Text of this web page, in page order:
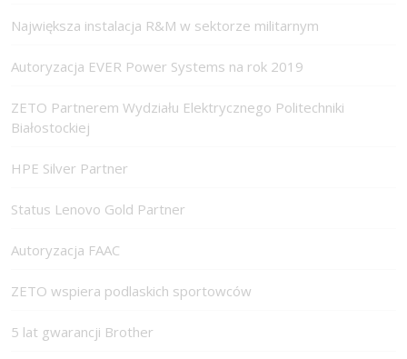
Największa instalacja R&M w sektorze militarnym
Autoryzacja EVER Power Systems na rok 2019
ZETO Partnerem Wydziału Elektrycznego Politechniki
Białostockiej
HPE Silver Partner
Status Lenovo Gold Partner
Autoryzacja FAAC
ZETO wspiera podlaskich sportowców
5 lat gwarancji Brother